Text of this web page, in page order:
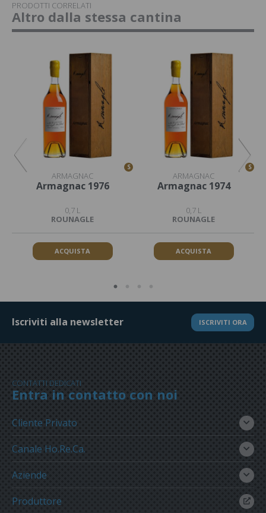
PRODOTTI CORRELATI
Altro dalla stessa cantina
S
ARMAGNAC
Armagnac 1976
0,7 L
ROUNAGLE
ACQUISTA
S
ARMAGNAC
Armagnac 1974
0,7 L
ROUNAGLE
ACQUISTA
Iscriviti alla newsletter ISCRIVITI ORA
CONTATTI DEDICATI
Entra in contatto con noi
Cliente Privato
Canale Ho.Re.Ca.
Aziende
Produttore